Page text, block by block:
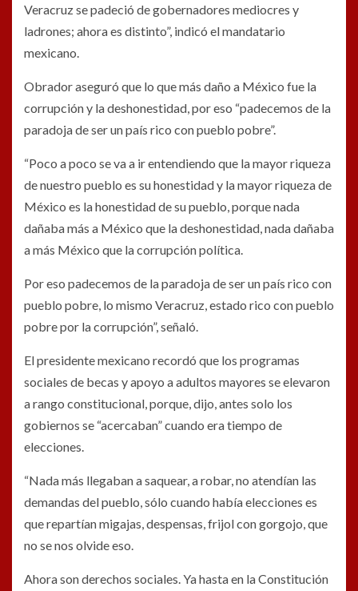
Veracruz se padeció de gobernadores mediocres y
ladrones; ahora es distinto”, indicó el mandatario
mexicano.
Obrador aseguró que lo que más daño a México fue la
corrupción y la deshonestidad, por eso “padecemos de la
paradoja de ser un país rico con pueblo pobre”.
“Poco a poco se va a ir entendiendo que la mayor riqueza
de nuestro pueblo es su honestidad y la mayor riqueza de
México es la honestidad de su pueblo, porque nada
dañaba más a México que la deshonestidad, nada dañaba
a más México que la corrupción política.
Por eso padecemos de la paradoja de ser un país rico con
pueblo pobre, lo mismo Veracruz, estado rico con pueblo
pobre por la corrupción”, señaló.
El presidente mexicano recordó que los programas
sociales de becas y apoyo a adultos mayores se elevaron
a rango constitucional, porque, dijo, antes solo los
gobiernos se “acercaban” cuando era tiempo de
elecciones.
“Nada más llegaban a saquear, a robar, no atendían las
demandas del pueblo, sólo cuando había elecciones es
que repartían migajas, despensas, frijol con gorgojo, que
no se nos olvide eso.
Ahora son derechos sociales. Ya hasta en la Constitución